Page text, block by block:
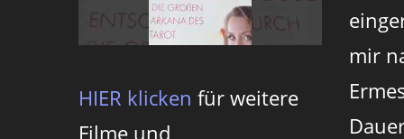
HIER klicken für weitere
Filme und
mir